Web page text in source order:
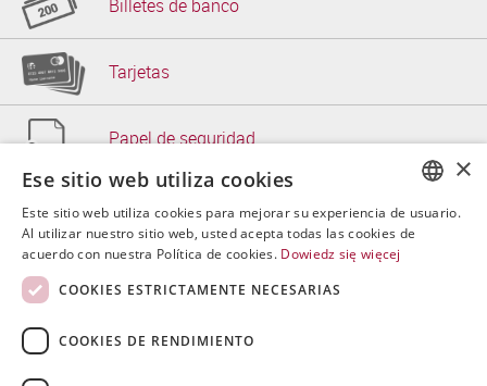
Billetes de banco
Tarjetas
Papel de seguridad
Soluciones de TI
POLISH
×
Ese sitio web utiliza cookies
Este sitio web utiliza cookies para mejorar su experiencia de usuario.
Al utilizar nuestro sitio web, usted acepta todas las cookies de
acuerdo con nuestra Política de cookies. Dowiedz się więcej
COOKIES ESTRICTAMENTE NECESARIAS
COOKIES DE RENDIMIENTO